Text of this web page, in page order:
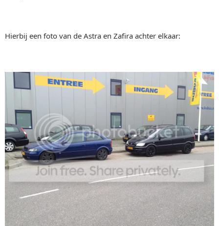
Hierbij een foto van de Astra en Zafira achter elkaar: